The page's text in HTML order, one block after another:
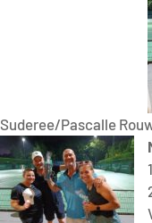
Suderee/Pascalle